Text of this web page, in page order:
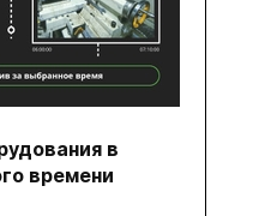
в
времени